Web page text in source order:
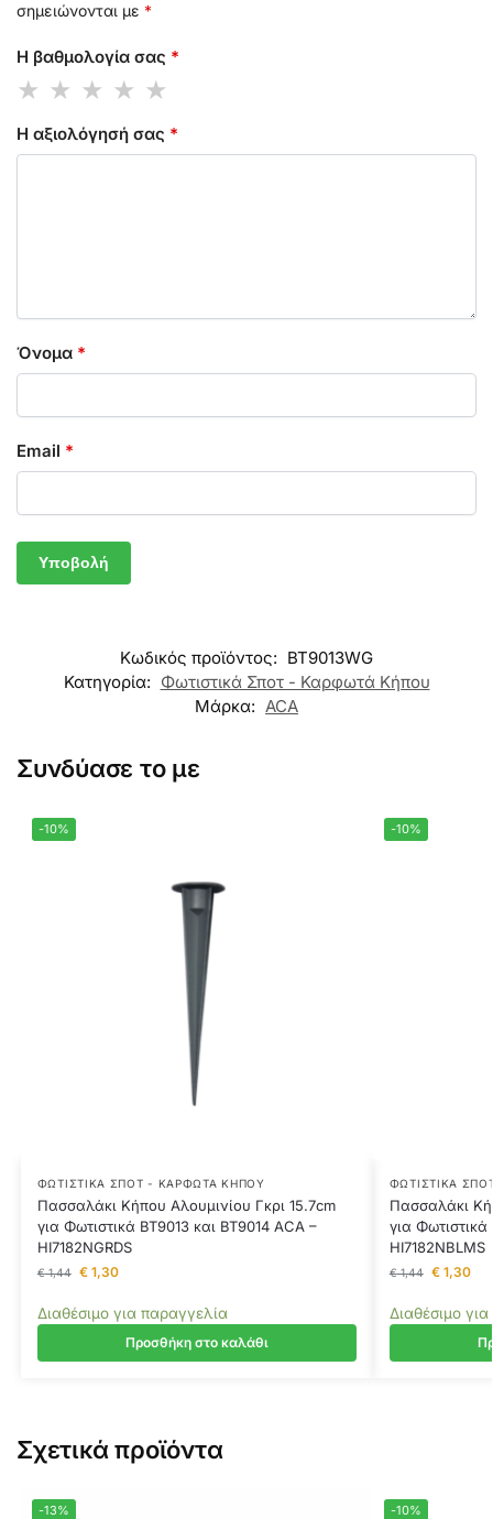
σημειώνονται με *
Η βαθμολογία σας *
Η αξιολόγησή σας *
Όνομα *
Email *
Κωδικός προϊόντος: BT9013WG
Κατηγορία: Φωτιστικά Σποτ - Καρφωτά Κήπου
Μάρκα: ACA
Συνδύασε το με
-10%
ΦΩΤΙΣΤΙΚΆ ΣΠΟΤ - ΚΑΡΦΩΤΆ ΚΉΠΟΥ
Πασσαλάκι Κήπου Αλουμινίου Γκρι 15.7cm
για Φωτιστικά BT9013 και BT9014 ACA –
HI7182NGRDS
€1,44 €1,30
Διαθέσιμο για παραγγελία
Προσθήκη στο καλάθι
-10%
ΦΩΤΙΣΤΙΚΆ
Πασσαλάκι
για
HI7182NBLMS
€1,44 €1,30
Διαθέσιμο
Σχετικά προϊόντα
-13% -10%